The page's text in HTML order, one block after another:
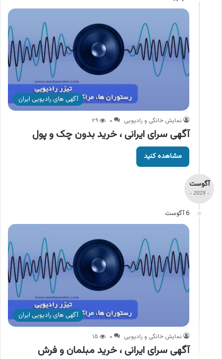
آگهی های رادیویی ایران
نمایش خانگی و رادیویی ۰ ۲۹
آگهی سرای ایرانی ، خرید بدون چک و پول
مشاهده کنید
آگوست
- 2025 -
6 آگوست
آگهی های رادیویی ایران
نمایش خانگی و رادیویی ۰ ۱۵
آگهی سرای ایرانی ، خرید مبلمان و فرش